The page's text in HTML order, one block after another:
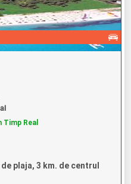
Real
plaja, 3 km. de centrul